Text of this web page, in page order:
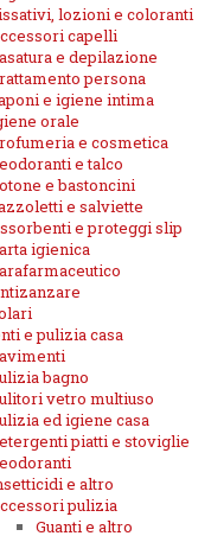
lozioni e coloranti
capelli
e depilazione
persona
e igiene intima
orale
e cosmetica
e talco
e bastoncini
e salviette
e proteggi slip
igienica
e pulizia casa
bagno
vetro multiuso
ed igiene casa
piatti e stoviglie
e altro
pulizia
Guanti e altro